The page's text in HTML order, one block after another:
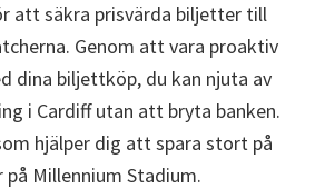
att säkra prisvärda biljetter till
Genom att vara proaktiv
dina biljettköp, du kan njuta av
i Cardiff utan att bryta banken.
hjälper dig att spara stort på
Millennium Stadium.